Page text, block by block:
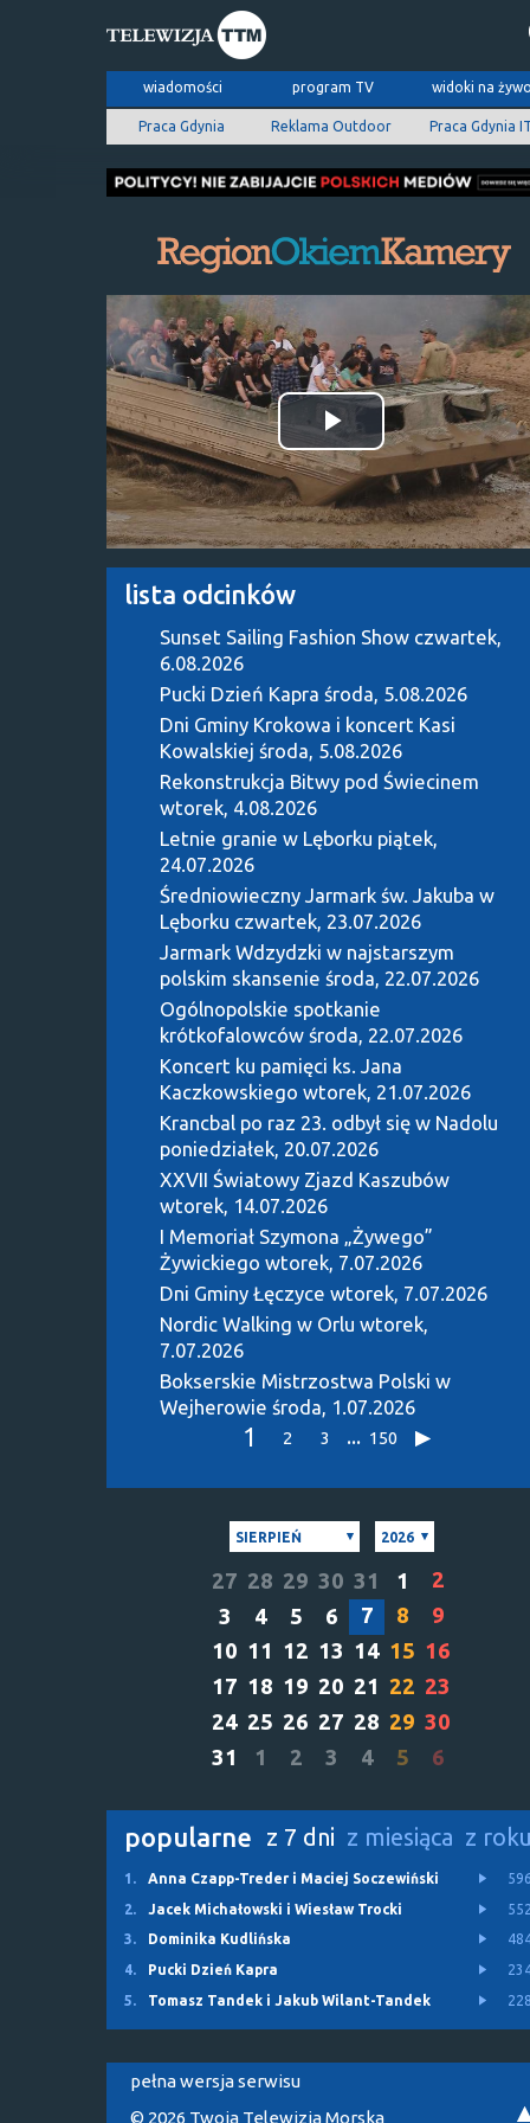
wiadomości program TV widoki na
Praca Gdynia Reklama Outdoor Praca Gdynia
Odtwórz
wideo
lista odcinków
Sunset Sailing Fashion Show czwartek,
6.08.2026
Pucki Dzień Kapra środa, 5.08.2026
Dni Gminy Krokowa i koncert Kasi
Kowalskiej środa, 5.08.2026
Rekonstrukcja Bitwy pod Świecinem
wtorek, 4.08.2026
Letnie granie w Lęborku piątek,
24.07.2026
Średniowieczny Jarmark św. Jakuba w
Lęborku czwartek, 23.07.2026
Jarmark Wdzydzki w najstarszym
polskim skansenie środa, 22.07.2026
Ogólnopolskie spotkanie
krótkofalowców środa, 22.07.2026
Koncert ku pamięci ks. Jana
Kaczkowskiego wtorek, 21.07.2026
Krancbal po raz 23. odbył się w Nadolu
poniedziałek, 20.07.2026
XXVII Światowy Zjazd Kaszubów
wtorek, 14.07.2026
I Memoriał Szymona „Żywego”
Żywickiego wtorek, 7.07.2026
Dni Gminy Łęczyce wtorek, 7.07.2026
Nordic Walking w Orlu wtorek,
7.07.2026
Bokserskie Mistrzostwa Polski w
Wejherowie środa, 1.07.2026
1 2 3 ... 150
SIERPIEŃ 2026
27 28 29 30 31 1
2
3
4 5 6 7 8
9
10 11 12 13 14 15 16
17 18 19 20 21 22 23
24 25 26 27 28 29 30
31
1 2 3 4 5 6
popularne z 7 dni z miesiąca z
1. Anna Czapp-Treder i Maciej Soczewiński
2.
Jacek Michałowski i Wiesław Trocki
3.
Dominika Kudlińska
4.
Pucki Dzień Kapra
5.
Tomasz Tandek i Jakub Wilant-Tandek
pełna wersja serwisu
© 2026 Twoja Telewizja Morska